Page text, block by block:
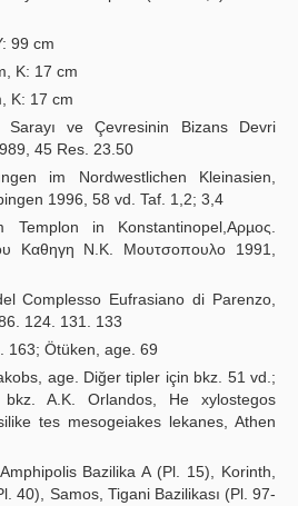
99 cm
K: 17 cm
K: 17 cm
Sarayı ve Çevresinin Bizans Devri
45 Res. 23.50
im Nordwestlichen Kleinasien,
1996, 58 vd. Taf. 1,2; 3,4
Templon in Konstantinopel,Αρµος.
Καθηγη N.K. Μουτσοπουλο 1991,
Complesso Eufrasiano di Parenzo,
124. 131. 133
163; Ötüken, age. 69
age. Diğer tipler için bkz. 51 vd.;
bkz. A.K. Orlandos, He xylostegos
tes mesogeiakes lekanes, Athen
Bazilika A (Pl. 15), Korinth,
40), Samos, Tigani Bazilikası (Pl. 97-